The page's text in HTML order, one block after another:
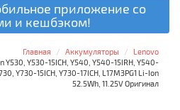
приложение со
и кешбэком!
Главная Аккумуляторы
Lenovo
Y530, Y530-15ICH, Y540, Y540-15IRH, Y540-
Y730-15ICH, Y730-17ICH, L17M3PG1 Li-Ion
52.5Wh, 11.25V Оригинал